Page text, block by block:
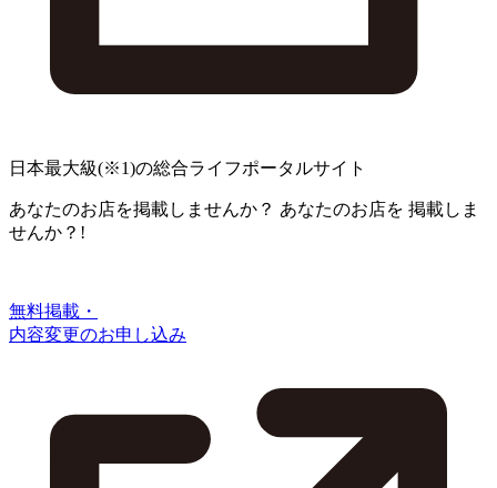
日本最大級(※1)の総合ライフポータルサイト
あなたのお店を掲載しませんか？ あなたのお店を 掲載しま
せんか？!
無料掲載・
内容変更のお申し込み